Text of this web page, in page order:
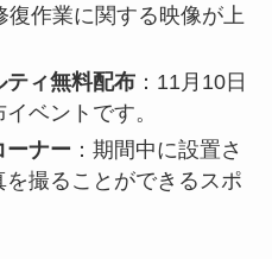
復作業に関する映像が上
ティ無料配布：11月10日
ベントです。
ーナー ：期間中に設置さ
撮ることができるスポ